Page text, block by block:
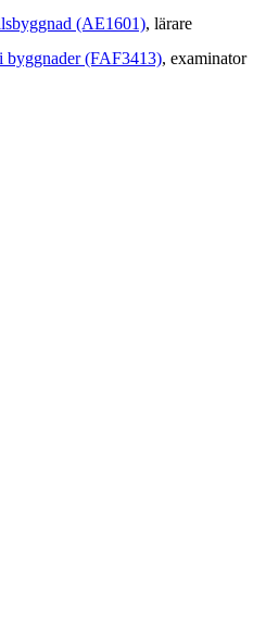
(AE1601), lärare
byggnader (FAF3413), examinator